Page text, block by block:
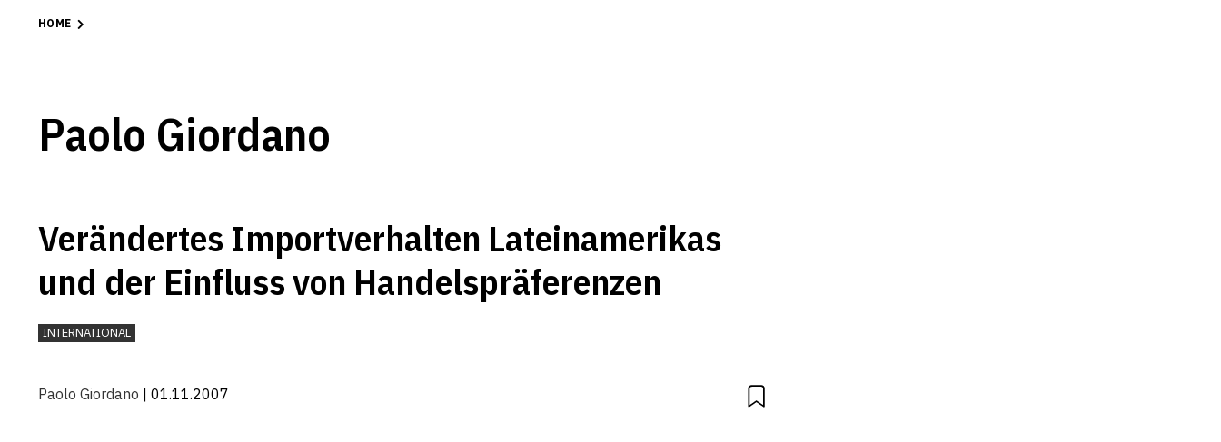
HOME
Paolo Giordano
Verändertes Importverhalten Lateinamerikas
und der Einfluss von Handelspräferenzen
INTERNATIONAL
Paolo Giordano | 01.11.2007